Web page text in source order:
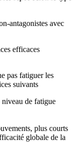
antagonistes avec
efficaces
pas fatiguer les
suivants
de fatigue
plus courts
globale de la